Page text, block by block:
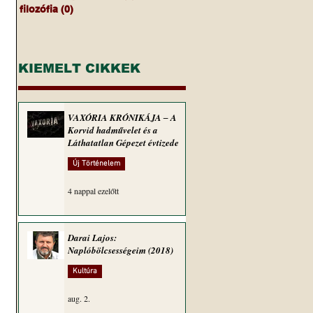
filozófia (0)
KIEMELT CIKKEK
VAXÓRIA KRÓNIKÁJA ‒ A
Korvid hadművelet és a
Láthatatlan Gépezet évtizede
Új Történelem
4 nappal ezelőtt
Darai Lajos:
Naplóbölcsességeim (2018)
Kultúra
aug. 2.